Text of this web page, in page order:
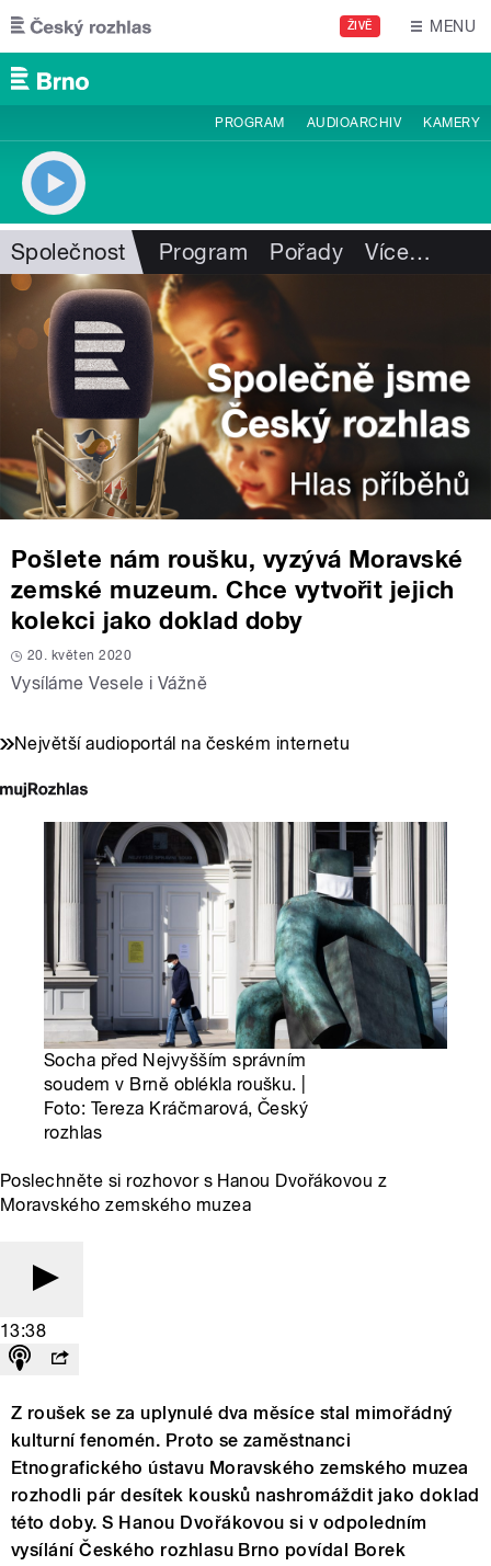
Přejít k hlavnímu obsahu
ŽIVĚ MENU
PROGRAM AUDIOARCHIV KAMERY
Společnost Program Pořady Více…
Pošlete nám roušku, vyzývá Moravské
zemské muzeum. Chce vytvořit jejich
kolekci jako doklad doby
20. květen 2020
Vysíláme Vesele i Vážně
Největší audioportál na českém internetu
Socha před Nejvyšším správním
soudem v Brně oblékla roušku. |
Foto: Tereza Kráčmarová, Český
rozhlas
Poslechněte si rozhovor s Hanou Dvořákovou z
Moravského zemského muzea
13:38
Z roušek se za uplynulé dva měsíce stal mimořádný
kulturní fenomén. Proto se zaměstnanci
Etnografického ústavu Moravského zemského muzea
rozhodli pár desítek kousků nashromáždit jako doklad
této doby. S Hanou Dvořákovou si v odpoledním
vysílání Českého rozhlasu Brno povídal Borek